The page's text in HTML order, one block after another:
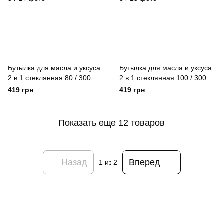
Бутылка для масла и уксуса
2 в 1 стеклянная 80 / 300 мл
Yiwu Прозрачный
419 грн
Бутылка для масла и уксуса
2 в 1 стеклянная 100 / 300
мл Yiwu Прозрачный
419 грн
Показать еще 12 товаров
Назад 1 из 2 Вперед